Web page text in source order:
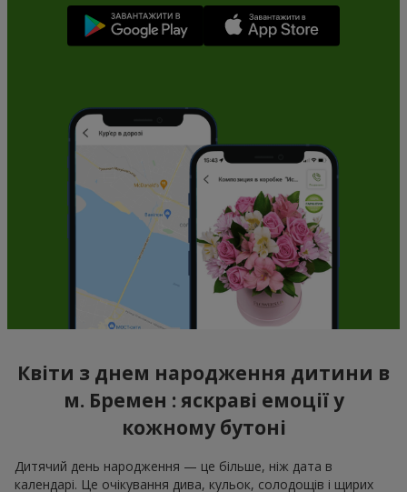
Квіти з днем народження дитини в
м. Бремен : яскраві емоції у
кожному бутоні
Дитячий день народження — це більше, ніж дата в
календарі. Це очікування дива, кульок, солодощів і щирих